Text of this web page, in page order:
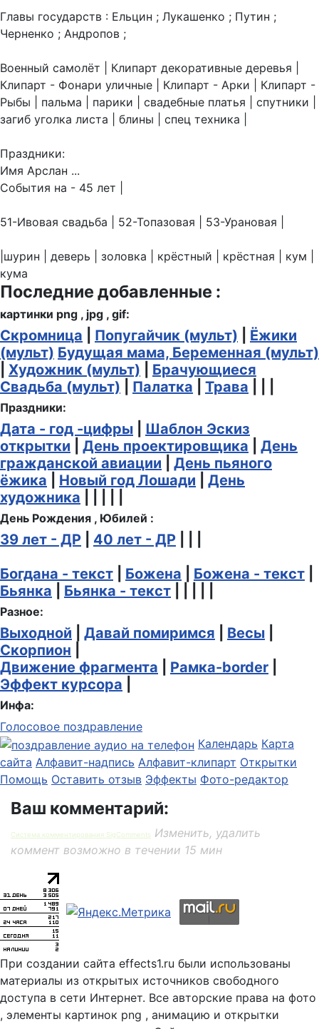
Главы государств : Ельцин ; Лукашенко ; Путин ;
Черненко ; Андропов ;
Военный самолёт | Клипарт декоративные деревья |
Клипарт - Фонари уличные | Клипарт - Арки | Клипарт -
Рыбы | пальма | парики | свадебные платья | спутники |
загиб уголка листа | блины | спец техника |
Праздники:
Имя Арслан ...
События на - 45 лет |
51-Ивовая свадьба | 52-Топазовая | 53-Урановая |
|шурин | деверь | золовка | крёстный | крёстная | кум |
кума
Последние добавленные :
картинки png , jpg , gif:
Скромница Попугайчик (мульт)
Ёжики
(мульт) Будущая мама, Беременная (мульт)
Художник (мульт)
Брачующиеся
Свадьба (мульт)
Палатка Трава
Праздники:
Дата - год -цифры
Шаблон Эскиз
открытки
День проектировщика
День
гражданской авиации
День пьяного
ёжика
Новый год Лошади
День
художника
День Рождения , Юбилей :
39 лет - ДР 40 лет - ДР
Богдана - текст
Божена Божена - текст
Бьянка
Бьянка - текст
Разное:
Выходной Давай помиримся Весы
Скорпион
Движение фрагмента
Рамка-border
Эффект курсора
Инфа:
Голосовое поздравление
Календарь Карта
сайта Алфавит-надпись Алфавит-клипарт Открытки
Помощь Оставить отзыв Эффекты Фото-редактор
Ваш комментарий:
Система комментирования SigComments
Изменить, удалить
коммент возможно в течении 15 мин
При создании сайта effects1.ru были использованы
материалы из открытых источников свободного
доступа в сети Интернет. Все авторские права на фото
, элементы картинок png , анимацию и открытки